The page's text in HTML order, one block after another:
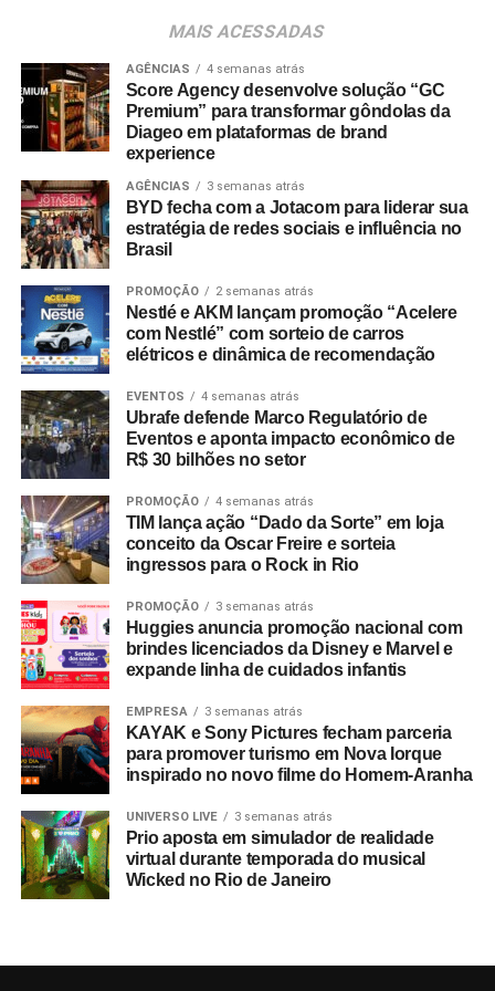
Travel Index
apontam que 80% dos colaboradores
consideram viagens de incentivo a forma mais relevante
de reconhecimento profissional — contra 20% que optam
por bonificações financeiras ou bens materiais. A
pesquisa revela ainda que essas ativações aumentam a
retenção de lembrança de marca em até 35%, além de
96% dos entrevistados relatarem incremento na
motivação.
No âmbito comercial, organizações com programas
estruturados de viagens de incentivo registram até três
vezes mais chances de ultrapassar suas metas de
programas similares.
A Copa do Mundo do México, Estados Unidos e Canadá
Segundo números da FIFA, foram comercializados mais
de 607 mil pacotes de hospitalidade durante o torneio
mundial. Do total de compradores corporativos do
figurando o Brasil entre os dez principais mercados
globais consumidores da modalidade.
A relevância das experiências esportivas de grande porte
exige planejamento de longo prazo, com marcas já
estruturando ações voltadas para a Copa do Mundo de
2030, que terá partidas distribuídas entre Espanha,
Entre as sedes, o governo do Marrocos antecipou
investimentos por meio do programaAirports 2030
focado em expandir a capacidade para 80 milhões de
MAIS ACESSADAS
AGÊNCIAS 4 semanas atrás
Score Agency desenvolve solução “GC
Premium” para transformar gôndolas da
Diageo em plataformas de brand
experience
AGÊNCIAS 3 semanas atrás
BYD fecha com a Jotacom para liderar sua
estratégia de redes sociais e influência no
Brasil
PROMOÇÃO 2 semanas atrás
Nestlé e AKM lançam promoção “Acelere
com Nestlé” com sorteio de carros
elétricos e dinâmica de recomendação
EVENTOS 4 semanas atrás
Ubrafe defende Marco Regulatório de
Eventos e aponta impacto econômico de
R$ 30 bilhões no setor
PROMOÇÃO 4 semanas atrás
TIM lança ação “Dado da Sorte” em loja
conceito da Oscar Freire e sorteia
ingressos para o Rock in Rio
PROMOÇÃO 3 semanas atrás
Huggies anuncia promoção nacional com
brindes licenciados da Disney e Marvel e
expande linha de cuidados infantis
EMPRESA 3 semanas atrás
KAYAK e Sony Pictures fecham parceria
para promover turismo em Nova Iorque
inspirado no novo filme do Homem-Aranha
UNIVERSO LIVE 3 semanas atrás
Prio aposta em simulador de realidade
virtual durante temporada do musical
Wicked no Rio de Janeiro